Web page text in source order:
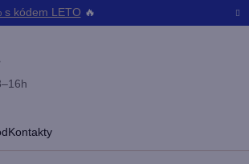
s kódem LETO 🔥
Kontakty